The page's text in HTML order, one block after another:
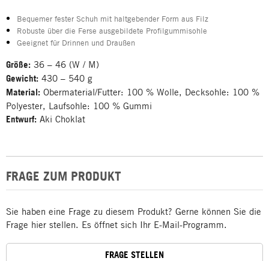
Bequemer fester Schuh mit haltgebender Form aus Filz
Robuste über die Ferse ausgebildete Profilgummisohle
Geeignet für Drinnen und Draußen
Größe: 36 – 46 (W / M)
Gewicht: 430 – 540 g
Material: Obermaterial/Futter: 100 % Wolle, Decksohle: 100 %
Polyester, Laufsohle: 100 % Gummi
Entwurf: Aki Choklat
FRAGE ZUM PRODUKT
Sie haben eine Frage zu diesem Produkt? Gerne können Sie die
Frage hier stellen. Es öffnet sich Ihr E-Mail-Programm.
FRAGE STELLEN